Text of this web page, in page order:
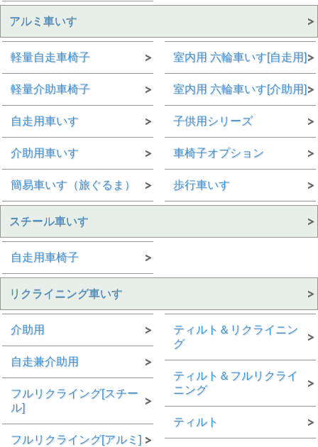
アルミ車いす
軽量自走車椅子
軽量介助車椅子
自走用車いす
介助用車いす
簡易車いす（旅ぐるま）
室内用 六輪車いす[自走用]
室内用 六輪車いす[介助用]
子供用シリーズ
車椅子オプション
歩行車いす
スチール車いす
自走用車椅子
リクライニング車いす
介助用
自走兼介助用
フルリクライング[スチー
ル]
フルリクライング[アルミ]
ティルト＆リクライニン
グ
ティルト＆フルリクライ
ニング
ティルト